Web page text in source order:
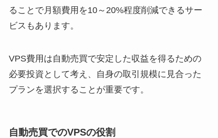
ることで月額費用を10～20%程度削減できるサー
ビスもあります。
VPS費用は自動売買で安定した収益を得るための
必要投資として考え、自身の取引規模に見合った
プランを選択することが重要です。
自動売買でのVPSの役割